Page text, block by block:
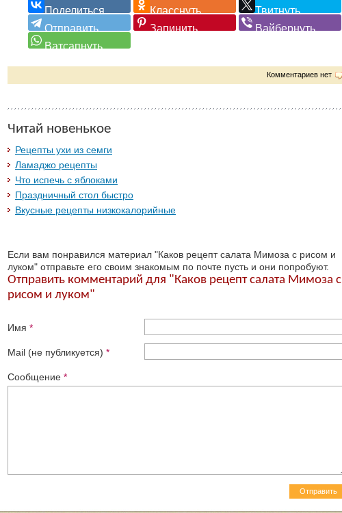
Комментариев нет
Читай новенькое
Рецепты ухи из семги
Ламаджо рецепты
Что испечь с яблоками
Праздничный стол быстро
Вкусные рецепты низкокалорийные
Если вам понравился материал "Каков рецепт салата Мимоза с рисом и
луком" отправьте его своим знакомым по почте пусть и они попробуют.
Отправить комментарий для "Каков рецепт салата Мимоза с
рисом и луком"
Имя *
Mail (не публикуется) *
Сообщение *